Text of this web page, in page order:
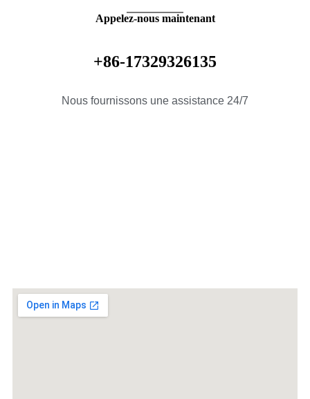
Appelez-nous maintenant
+86-17329326135
Nous fournissons une assistance 24/7